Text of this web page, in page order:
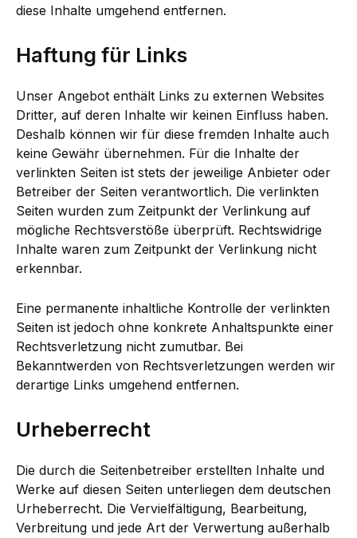
diese Inhalte umgehend entfernen.
Haftung für Links
Unser Angebot enthält Links zu externen Websites
Dritter, auf deren Inhalte wir keinen Einfluss haben.
Deshalb können wir für diese fremden Inhalte auch
keine Gewähr übernehmen. Für die Inhalte der
verlinkten Seiten ist stets der jeweilige Anbieter oder
Betreiber der Seiten verantwortlich. Die verlinkten
Seiten wurden zum Zeitpunkt der Verlinkung auf
mögliche Rechtsverstöße überprüft. Rechtswidrige
Inhalte waren zum Zeitpunkt der Verlinkung nicht
erkennbar.
Eine permanente inhaltliche Kontrolle der verlinkten
Seiten ist jedoch ohne konkrete Anhaltspunkte einer
Rechtsverletzung nicht zumutbar. Bei
Bekanntwerden von Rechtsverletzungen werden wir
derartige Links umgehend entfernen.
Urheberrecht
Die durch die Seitenbetreiber erstellten Inhalte und
Werke auf diesen Seiten unterliegen dem deutschen
Urheberrecht. Die Vervielfältigung, Bearbeitung,
Verbreitung und jede Art der Verwertung außerhalb